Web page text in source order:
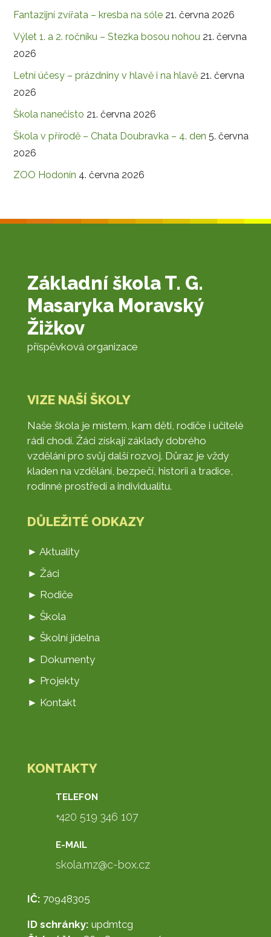
Fantazijní zvířata – kresba na sóle 21. června 2026
Výlet 1. a 2. ročníku – Stezka bosou nohou 21. června
2026
Letní účesy – prázdniny v hlavě i na hlavě 21. června
2026
Škola nanečisto 21. června 2026
Škola v přírodě – Chata Doubravka – 4. den 5. června
2026
ZOO Hodonín 4. června 2026
Základní škola T. G.
Masaryka Moravský
Žižkov
příspěvková organizace
VIZE NAŠÍ ŠKOLY
Naše škola je místem, kam děti, rodiče i učitelé
rádi chodí. Žáci získají základy dobrého
vzdělání pro svůj další rozvoj. Důraz je vždy
kladen na vzdělání, bezpečí, historii a tradice,
rodinné prostředí a individualitu.
DŮLEŽITÉ ODKAZY
► Aktuality
► Žáci
► Rodiče
► Škola
► Školní jídelna
► Dokumenty
► Projekty
► Kontakt
KONTAKTY
TELEFON
+420 519 346 107
E-MAIL
skola.mz@c-box.cz
IČ: 70948305
ID schránky: updmtcg